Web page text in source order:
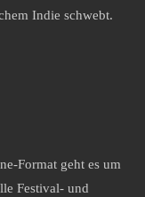
Indie schwebt.
Format geht es um
Festival- und